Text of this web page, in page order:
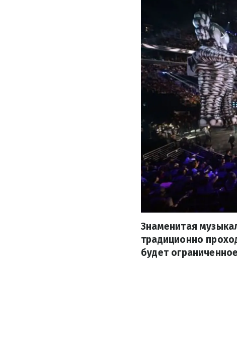
Знаменитая
традиционно
будет